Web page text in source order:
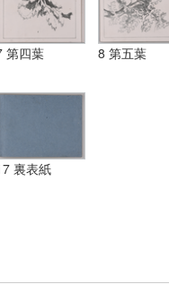
第四葉 8 第五葉
裏表紙